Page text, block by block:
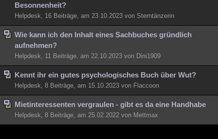
Besonnenheit?
Helpdesk, 16 Beiträge, am 23.10.2023 von Sterntänzerin
Wie kann ich den Inhalt eines Sachbuches gründlich
aufnehmen?
Helpdesk, 11 Beiträge, am 22.10.2023 von Dini1909
Kennt ihr ein gutes psychologisches Buch über Wut?
Helpdesk, 8 Beiträge, am 15.10.2023 von Flaccoon
Mietinteressenten vergraulen - gibt es da eine Handhabe
Helpdesk, 8 Beiträge, am 25.02.2022 von Mettmax